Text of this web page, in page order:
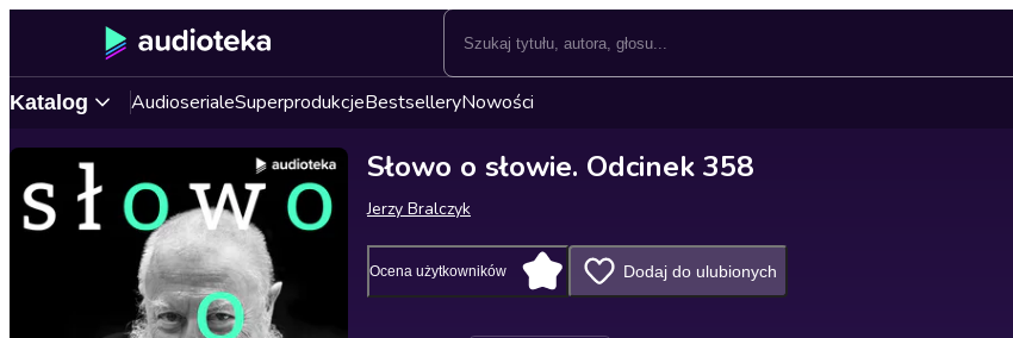
Katalog AudioserialeSuperprodukcjeBestselleryNowości
Słowo o słowie. Odcinek 358
Jerzy Bralczyk
Ocena użytkowników Dodaj do ulubionych